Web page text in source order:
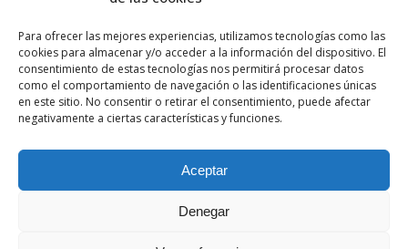
Para ofrecer las mejores experiencias, utilizamos tecnologías como las
cookies para almacenar y/o acceder a la información del dispositivo. El
consentimiento de estas tecnologías nos permitirá procesar datos
como el comportamiento de navegación o las identificaciones únicas
en este sitio. No consentir o retirar el consentimiento, puede afectar
negativamente a ciertas características y funciones.
Aceptar
Denegar